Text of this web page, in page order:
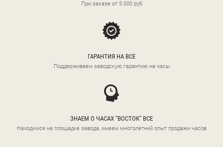
При заказе от 5 000 руб
ГАРАНТИЯ НА ВСЕ
Поддерживаем заводскую гарантию на часы
ЗНАЕМ О ЧАСАХ "ВОСТОК" ВСЕ
Находимся на площадке завода, имеем многолетний опыт продажи часов